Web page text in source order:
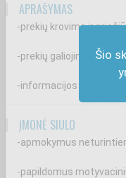
Šio
APRAŠYMAS
-prekių krovimą ir
-prekių galiojimo
-informacijos suteikimą
ĮMONĖ SIŪLO
-apmokymus
-papildomus